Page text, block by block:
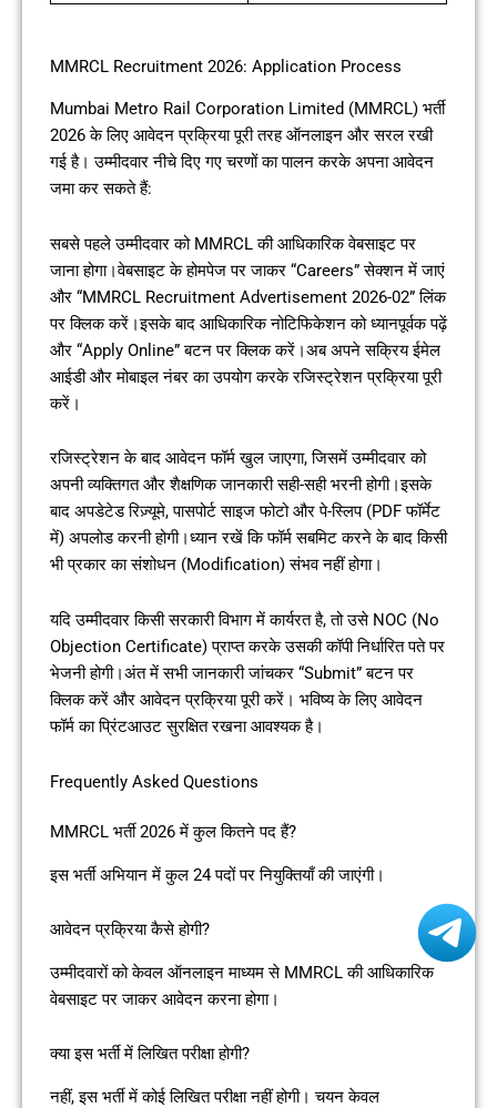
MMRCL Recruitment 2026: Application Process
Mumbai Metro Rail Corporation Limited (MMRCL) भर्ती
2026 के लिए आवेदन प्रक्रिया पूरी तरह ऑनलाइन और सरल रखी
गई है। उम्मीदवार नीचे दिए गए चरणों का पालन करके अपना आवेदन
जमा कर सकते हैं:
सबसे पहले उम्मीदवार को MMRCL की आधिकारिक वेबसाइट पर
जाना होगा।वेबसाइट के होमपेज पर जाकर “Careers” सेक्शन में जाएं
और “MMRCL Recruitment Advertisement 2026-02” लिंक
पर क्लिक करें।इसके बाद आधिकारिक नोटिफिकेशन को ध्यानपूर्वक पढ़ें
और “Apply Online” बटन पर क्लिक करें।अब अपने सक्रिय ईमेल
आईडी और मोबाइल नंबर का उपयोग करके रजिस्ट्रेशन प्रक्रिया पूरी
करें।
रजिस्ट्रेशन के बाद आवेदन फॉर्म खुल जाएगा, जिसमें उम्मीदवार को
अपनी व्यक्तिगत और शैक्षणिक जानकारी सही-सही भरनी होगी।इसके
बाद अपडेटेड रिज़्यूमे, पासपोर्ट साइज फोटो और पे-स्लिप (PDF फॉर्मेट
में) अपलोड करनी होगी।ध्यान रखें कि फॉर्म सबमिट करने के बाद किसी
भी प्रकार का संशोधन (Modification) संभव नहीं होगा।
यदि उम्मीदवार किसी सरकारी विभाग में कार्यरत है, तो उसे NOC (No
Objection Certificate) प्राप्त करके उसकी कॉपी निर्धारित पते पर
भेजनी होगी।अंत में सभी जानकारी जांचकर “Submit” बटन पर
क्लिक करें और आवेदन प्रक्रिया पूरी करें। भविष्य के लिए आवेदन
फॉर्म का प्रिंटआउट सुरक्षित रखना आवश्यक है।
Frequently Asked Questions
MMRCL भर्ती 2026 में कुल कितने पद हैं?
इस भर्ती अभियान में कुल 24 पदों पर नियुक्तियाँ की जाएंगी।
आवेदन प्रक्रिया कैसे होगी?
उम्मीदवारों को केवल ऑनलाइन माध्यम से MMRCL की आधिकारिक
वेबसाइट पर जाकर आवेदन करना होगा।
क्या इस भर्ती में लिखित परीक्षा होगी?
नहीं, इस भर्ती में कोई लिखित परीक्षा नहीं होगी। चयन केवल